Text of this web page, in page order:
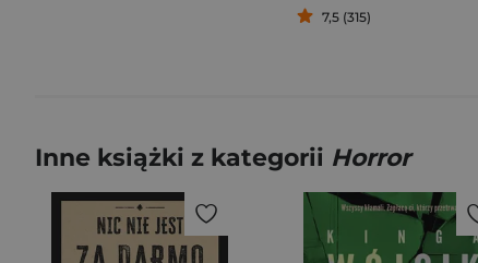
7,5 (315)
Inne książki z kategorii Horror